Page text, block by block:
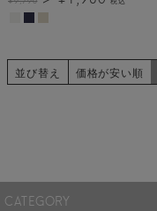
並び替え 価格が安い順
CATEGORY